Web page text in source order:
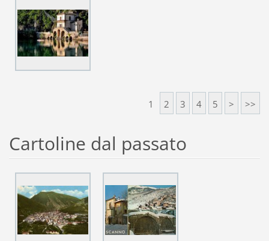
1 2 3 4 5 > >>
Cartoline dal passato